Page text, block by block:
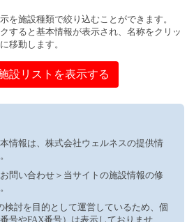
を施設種類で絞り込むことができます。
すると基本情報が表示され、名称をクリッ
移動します。
設リストを表示する
情報は、株式会社ウェルネスの提供情
問い合わせ＞当サイトの施設情報の修
検討を目的として運営しているため、個
号やFAX番号）は表示しておりませ